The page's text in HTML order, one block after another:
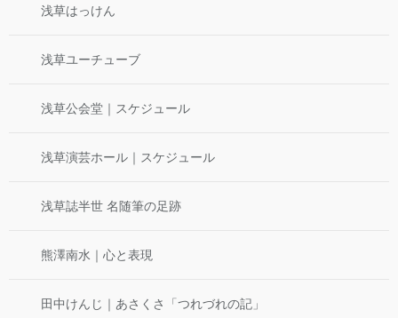
浅草はっけん
浅草ユーチューブ
浅草公会堂｜スケジュール
浅草演芸ホール｜スケジュール
浅草誌半世 名随筆の足跡
熊澤南水｜心と表現
田中けんじ｜あさくさ「つれづれの記」